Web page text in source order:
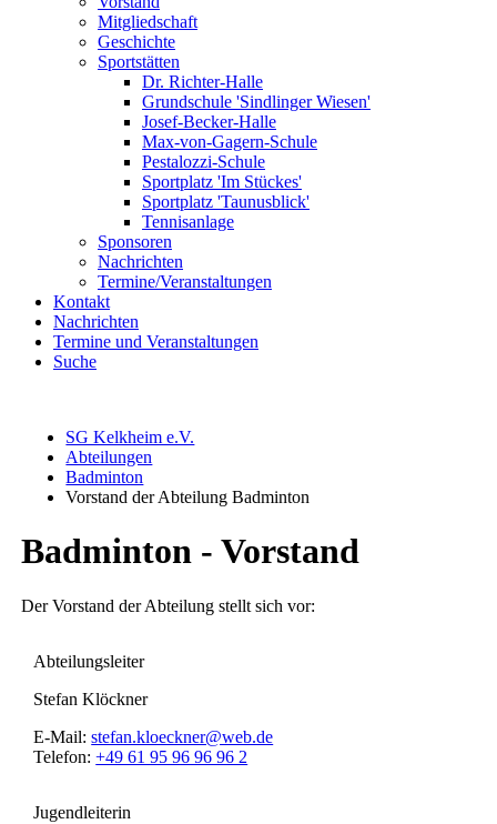
Mitgliedschaft
Geschichte
Sportstätten
Dr. Richter-Halle
Grundschule 'Sindlinger Wiesen'
Josef-Becker-Halle
Max-von-Gagern-Schule
Pestalozzi-Schule
Sportplatz 'Im Stückes'
Sportplatz 'Taunusblick'
Tennisanlage
Sponsoren
Nachrichten
Termine/Veranstaltungen
Kontakt
Nachrichten
Termine und Veranstaltungen
Suche
SG Kelkheim e.V.
Abteilungen
Badminton
Vorstand der Abteilung Badminton
Badminton - Vorstand
Der Vorstand der Abteilung stellt sich vor:
Abteilungsleiter
Stefan Klöckner
E-Mail:stefan.kloeckner@web.de
Telefon:+49 61 95 96 96 96 2
Jugendleiterin